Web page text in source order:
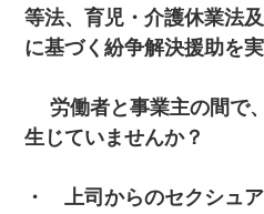
等法、育児・介護休業法
に基づく紛争解決援助を
労働者と事業主の間で
生じていませんか？
・ 上司からのセクシュ